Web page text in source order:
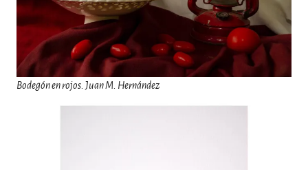
Bodegón en rojos. Juan M. Hernández